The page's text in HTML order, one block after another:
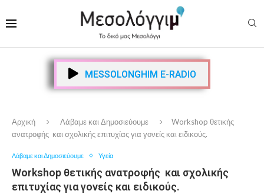
MESSOLONGHIM E-RADIO
Αρχική Λάβαμε και Δημοσιεύουμε
Workshop θετικής
ανατροφής και σχολικής επιτυχίας για γονείς και ειδικούς.
Λάβαμε και Δημοσιεύουμε Υγεία
Workshop θετικής ανατροφής και σχολικής
επιτυχίας για γονείς και ειδικούς.